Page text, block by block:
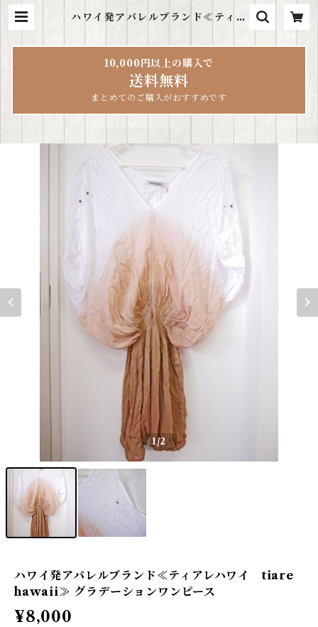
ハワイ発アパレルブランド≪ティア
aLea
10,000円以上の購入で
送料無料
まとめてのご購入がおすすめです
1/2
ハワイ発アパレルブランド≪ティアレハワイ tiare
hawaii≫ グラデーションワンピース
¥8,000